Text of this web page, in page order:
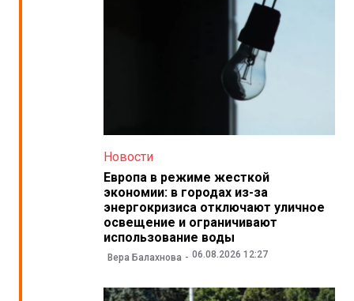
Новости
Европа в режиме жесткой
экономии: в городах из-за
энергокризиса отключают уличное
освещение и ограничивают
использование воды
Вера Балахнова 06.08.2026 12:27